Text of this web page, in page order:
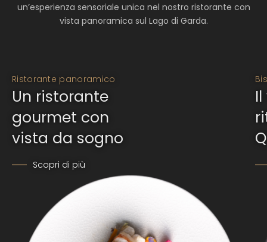
un’esperienza sensoriale unica nel nostro ristorante con
vista panoramica sul Lago di Garda.
Un ristorante
gourmet con
vista da sogno
Ristorante panoramico
Scopri di più